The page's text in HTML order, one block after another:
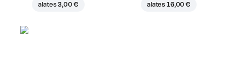
alates3,00 € alates 16,00 €